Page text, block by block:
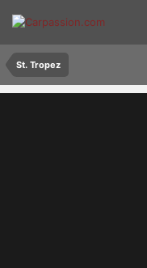
St. Tropez